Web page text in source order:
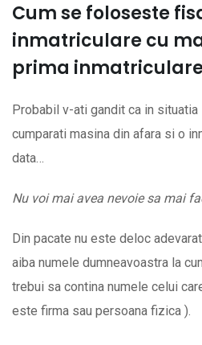
Cum se foloseste
inmatriculare cu
prima
Probabil v-ati gandit ca in
cumparati masina din afara si o
data…
Nu voi mai avea nevoie sa mai
Din pacate nu este deloc
aiba numele dumneavoastra la
trebui sa contina numele celui
este firma sau persoana fizica ).